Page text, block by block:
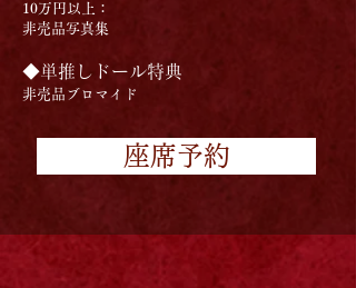
10万円以上：
非売品写真集
◆単推しドール特典
非売品ブロマイド
座席予約